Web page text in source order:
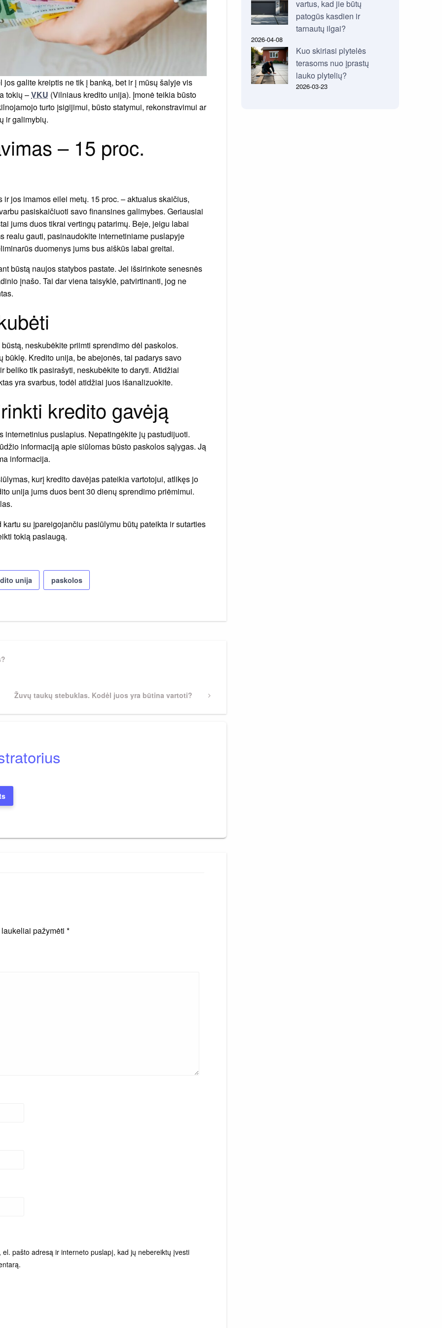
galite kreiptis ne tik į banką, bet ir į mūsų šalyje vis
tokių –VKU (Vilniaus kredito unija). Įmonė teikia būsto
turto įsigijimui, būsto statymui, rekonstravimui ar
ir galimybių.
– 15 proc.
jos imamos eilei metų. 15 proc. – aktualus skaičius,
pasiskaičiuoti savo finansines galimybes. Geriausiai
jums duos tikrai vertingų patarimų. Beje, jeigu labai
realu gauti, pasinaudokite internetiniame puslapyje
duomenys jums bus aiškūs labai greitai.
būstą naujos statybos pastate. Jei išsirinkote senesnės
įnašo. Tai dar viena taisyklė, patvirtinanti, jog ne
neskubėkite priimti sprendimo dėl paskolos.
būklę. Kredito unija, be abejonės, tai padarys savo
beliko tik pasirašyti, neskubėkite to daryti. Atidžiai
yra svarbus, todėl atidžiai juos išanalizuokite.
kredito gavėją
puslapius. Nepatingėkite jų pastudijuoti.
informaciją apie siūlomas būsto paskolos sąlygas. Ją
informacija.
kurį kredito davėjas pateikia vartotojui, atlikęs jo
unija jums duos bent 30 dienų sprendimo priėmimui.
su įpareigojančiu pasiūlymu būtų pateikta ir sutarties
tokią paslaugą.
unija paskolos
Next
Žuvų taukų stebuklas. Kodėl juos yra būtina vartoti?
pažymėti *
pašto adresą ir interneto puslapį, kad jų nebereiktų įvesti
vartus, kad jie būtų
patogūs kasdien ir
tarnautų ilgai?
2026-04-08
Kuo skiriasi plytelės
terasoms nuo įprastų
lauko plytelių?
2026-03-23